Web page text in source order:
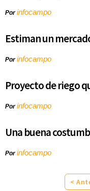
Porinfocampo
Estiman un
Porinfocampo
Proyecto de riego
Porinfocampo
Una buena
Porinfocampo
<